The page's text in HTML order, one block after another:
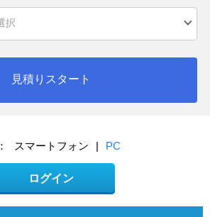
見積りスタート
スマートフォン | PC
ログイン